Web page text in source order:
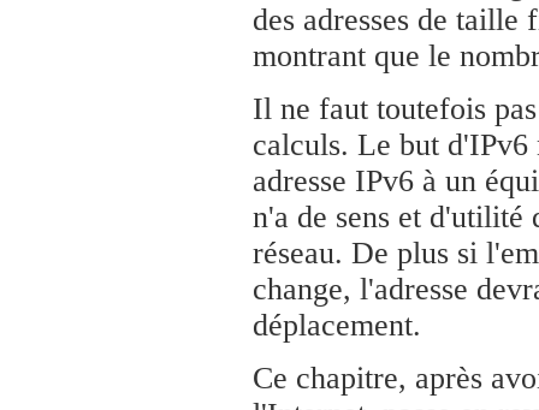
des adresses de
montrant que le
Il ne faut toutefois
calculs. Le but d'IPv6
adresse IPv6 à un
n'a de sens et d'utilité
réseau. De plus si
change, l'adresse
déplacement.
Ce chapitre, après